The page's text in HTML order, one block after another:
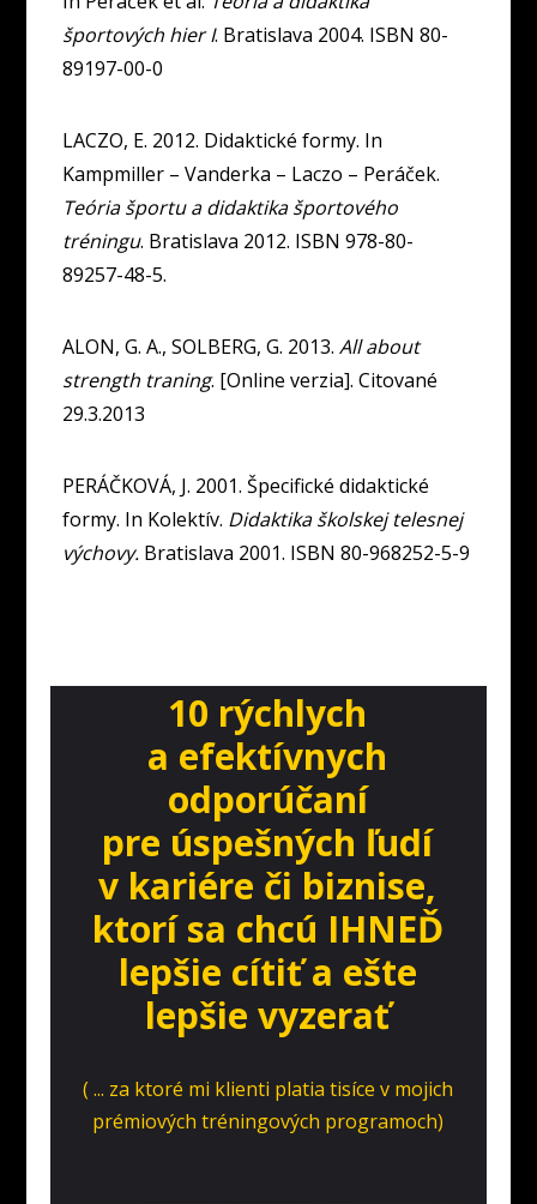
športových hier I. Bratislava 2004. ISBN 80-
89197-00-0
LACZO, E. 2012. Didaktické formy. In
Kampmiller – Vanderka – Laczo – Peráček.
Teória športu a didaktika športového
tréningu. Bratislava 2012. ISBN 978-80-
89257-48-5.
ALON, G. A., SOLBERG, G. 2013.All about
strength traning. [Online verzia]. Citované
29.3.2013
PERÁČKOVÁ, J. 2001. Špecifické didaktické
formy. In Kolektív. Didaktika školskej telesnej
výchovy. Bratislava 2001. ISBN 80-968252-5-9
10 rýchlych
a efektívnych
odporúčaní
pre úspešných ľudí
v kariére či biznise,
ktorí sa chcú IHNEĎ
lepšie cítiť a ešte
lepšie vyzerať
( ... za ktoré mi klienti platia tisíce v mojich
prémiových tréningových programoch)